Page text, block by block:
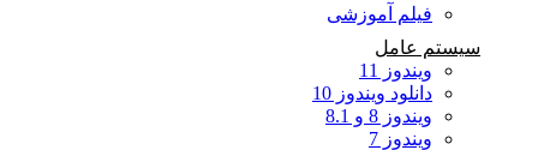
فیلم آموزشی
سیستم عامل
ویندوز 11
دانلود ویندوز 10
ویندوز 8 و 8.1
ویندوز 7